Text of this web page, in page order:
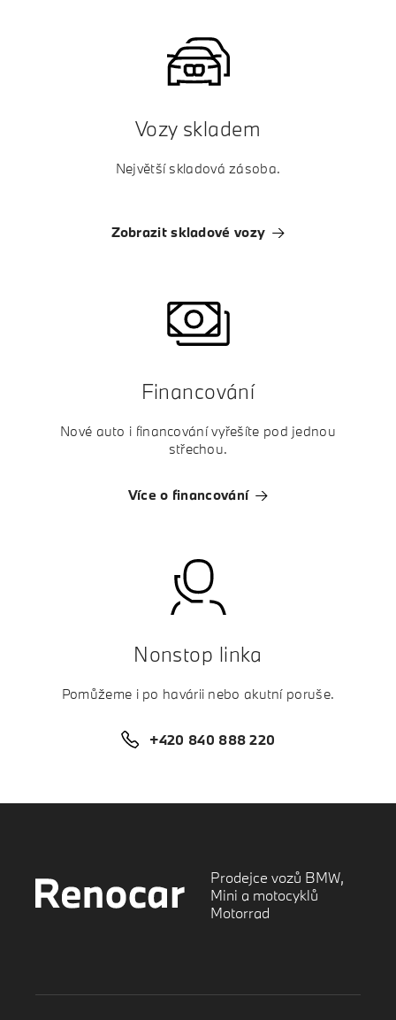
Vozy skladem
Největší skladová zásoba.
Zobrazit skladové vozy
Financování
Nové auto i financování vyřešíte pod jednou
střechou.
Více o financování
Nonstop linka
Pomůžeme i po havárii nebo akutní poruše.
+420 840 888 220
Prodejce vozů BMW,
Mini a motocyklů
Motorrad